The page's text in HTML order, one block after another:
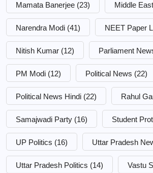
Mamata Banerjee (23) Middle
Narendra Modi (41) NEET Paper
Nitish Kumar (12) Parliament
PM Modi (12) Political News (22)
Political News Hindi (22) Rahul
Samajwadi Party (16) Student
UP Politics (16) Uttar Pradesh
Uttar Pradesh Politics (14) Vastu